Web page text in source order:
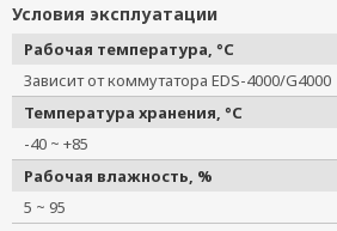
Условия эксплуатации
Рабочая температура, °C
Зависит от коммутатора EDS-4000/G4000
Температура хранения, °C
-40 ~ +85
Рабочая влажность, %
5 ~ 95